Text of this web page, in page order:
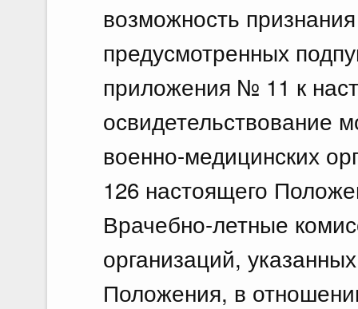
возможность
предусмотренных
приложения № 11 к
освидетельствование
военно-медицинских
126 настоящего
Врачебно-летные
организаций,
Положения, в